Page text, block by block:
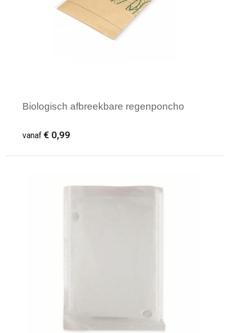
Biologisch afbreekbare regenponcho
vanaf € 0,99
Minimale afname: 18